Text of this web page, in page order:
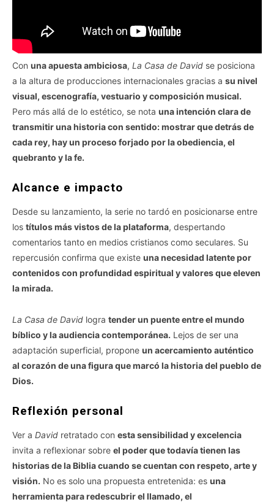
Con una apuesta ambiciosa, La Casa de David se posiciona
a la altura de producciones internacionales gracias a su nivel
visual, escenografía, vestuario y composición musical.
Pero más allá de lo estético, se nota una intención clara de
transmitir una historia con sentido: mostrar que detrás de
cada rey, hay un proceso forjado por la obediencia, el
quebranto y la fe.
Alcance e impacto
Desde su lanzamiento, la serie no tardó en posicionarse entre
los títulos más vistos de la plataforma, despertando
comentarios tanto en medios cristianos como seculares. Su
repercusión confirma que existe una necesidad latente por
contenidos con profundidad espiritual y valores que eleven
la mirada.
La Casa de David logra tender un puente entre el mundo
bíblico y la audiencia contemporánea. Lejos de ser una
adaptación superficial, propone un acercamiento auténtico
al corazón de una figura que marcó la historia del pueblo de
Dios.
Reflexión personal
Ver a David retratado con esta sensibilidad y excelencia
invita a reflexionar sobre el poder que todavía tienen las
historias de la Biblia cuando se cuentan con respeto, arte y
visión. No es solo una propuesta entretenida: es una
herramienta para redescubrir el llamado, el